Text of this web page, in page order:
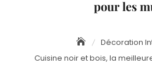
pour les
Décoration
Cuisine noir et bois, la